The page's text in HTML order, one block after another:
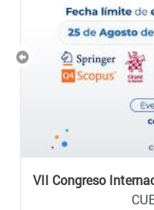
VII Congreso
Previous